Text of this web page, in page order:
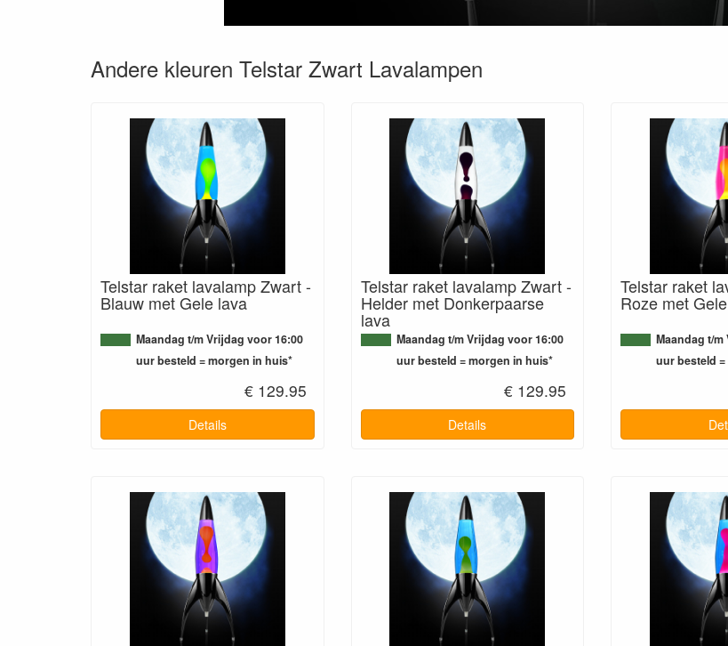
Andere kleuren Telstar Zwart Lavalampen
Telstar raket lavalamp Zwart -
Blauw met Gele lava
Maandag t/m Vrijdag voor 16:00
uur besteld = morgen in huis*
€ 129.95
Details
Telstar raket lavalamp Zwart -
Helder met Donkerpaarse
lava
Maandag t/m Vrijdag voor 16:00
uur besteld = morgen in huis*
€ 129.95
Details
Telstar raket
Roze met
Maandag t/
uur besteld